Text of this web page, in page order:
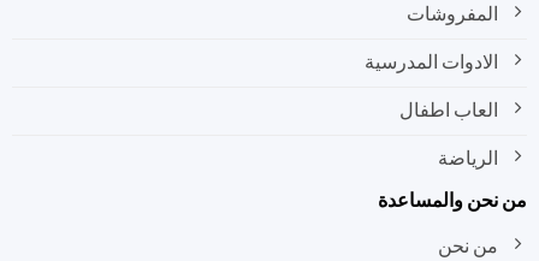
المفروشات
الادوات المدرسية
العاب اطفال
الرياضة
والمساعدة
من نحن